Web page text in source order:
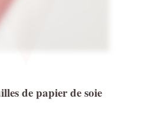
de papier de soie